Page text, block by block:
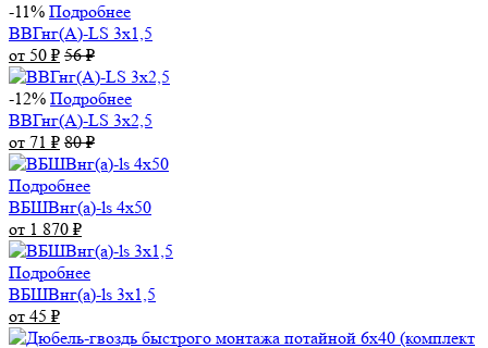
-11% Подробнее
ВВГнг(А)-LS 3х1,5
от 50 ₽ 56₽
-12% Подробнее
ВВГнг(А)-LS 3х2,5
от 71 ₽ 80₽
Подробнее
ВБШВнг(а)-ls 4x50
от 1 870 ₽
Подробнее
ВБШВнг(а)-ls 3х1,5
от 45 ₽